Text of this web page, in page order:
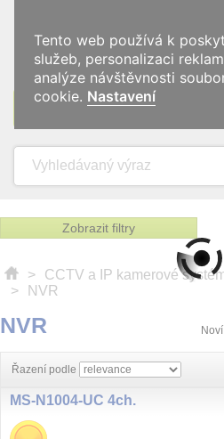
Zobrazit filtry
> CCTV a IP kamerové
>
NVR
NVR
Řazení podle
MS-N1004-UC 4ch.
Tento web používá k
služeb, personalizaci
analýze návštěvnosti
cookie. Nastavení